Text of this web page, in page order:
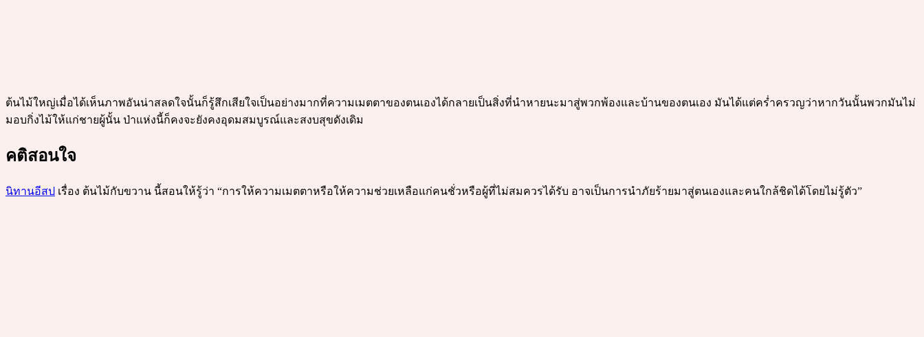
ต้นไม้ใหญ่เมื่อได้เห็นภาพอันน่าสลดใจนั้นก็รู้สึกเสียใจเป็นอย่างมากที่ความเมตตาของตนเองได้กลายเป็นสิ่งที่นำหายนะมาสู่พวกพ้องและบ้านของตนเอง มันได้แต่คร่ำครวญว่าหากวันนั้นพวกมันไม่
มอบกิ่งไม้ให้แก่ชายผู้นั้น ป่าแห่งนี้ก็คงจะยังคงอุดมสมบูรณ์และสงบสุขดังเดิม
คติสอนใจ
นิทานอีสป เรื่อง ต้นไม้กับขวาน นี้สอนให้รู้ว่า “การให้ความเมตตาหรือให้ความช่วยเหลือแก่คนชั่วหรือผู้ที่ไม่สมควรได้รับ อาจเป็นการนำภัยร้ายมาสู่ตนเองและคนใกล้ชิดได้โดยไม่รู้ตัว”